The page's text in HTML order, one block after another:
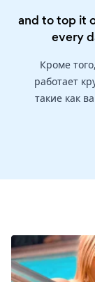
and to top it
every
Кроме
работает
такие как